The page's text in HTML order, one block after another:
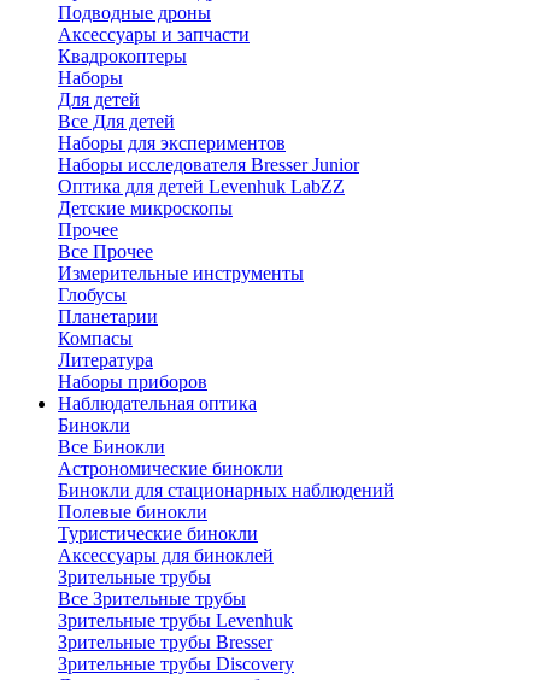
Подводные дроны
Аксессуары и запчасти
Квадрокоптеры
Наборы
Для детей
Все Для детей
Наборы для экспериментов
Наборы исследователя Bresser Junior
Оптика для детей Levenhuk LabZZ
Детские микроскопы
Прочее
Все Прочее
Измерительные инструменты
Глобусы
Планетарии
Компасы
Литература
Наборы приборов
Наблюдательная оптика
Бинокли
Все Бинокли
Астрономические бинокли
Бинокли для стационарных наблюдений
Полевые бинокли
Туристические бинокли
Аксессуары для биноклей
Зрительные трубы
Все Зрительные трубы
Зрительные трубы Levenhuk
Зрительные трубы Bresser
Зрительные трубы Discovery